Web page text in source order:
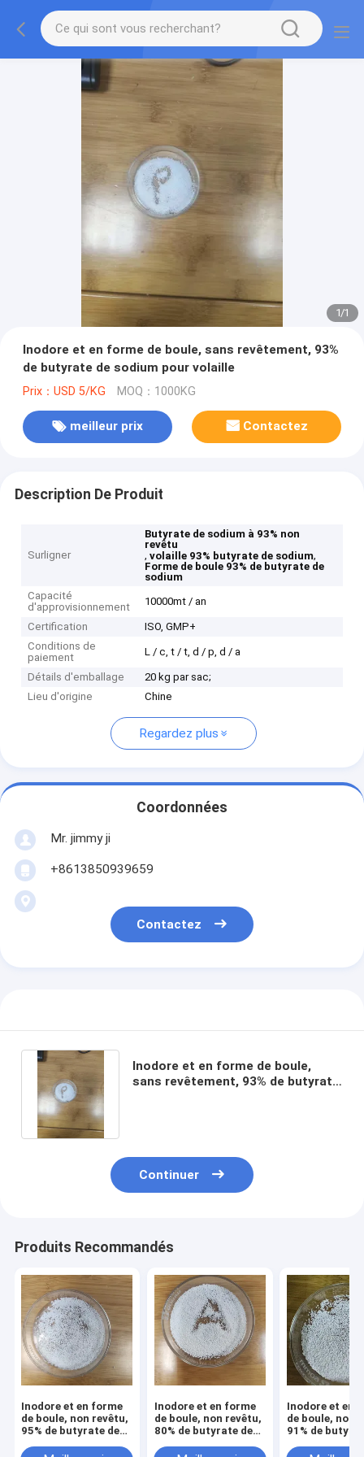
1/1
Inodore et en forme de boule, sans revêtement, 93%
de butyrate de sodium pour volaille
Prix：USD 5/KG MOQ：1000KG
meilleur prix Contactez
Description De Produit
Surligner
Butyrate de sodium à 93% non
revêtu
,volaille 93% butyrate de sodium,
Forme de boule 93% de butyrate de
sodium
Capacité
d'approvisionnement
10000mt / an
Certification
ISO, GMP+
Conditions de
paiement
L / c, t / t, d / p, d / a
Détails d'emballage
20 kg par sac;
Lieu d'origine
Chine
Regardez plus
Coordonnées
Mr. jimmy ji
+8613850939659
Contactez
Inodore et en forme de boule,
sans revêtement, 93% de butyrate
Continuer
Produits Recommandés
Inodore et en forme
de boule, non revêtu,
95% de butyrate de
Inodore et en forme
de boule, non revêtu,
80% de butyrate de
Inodore et en
de boule, non
91% de